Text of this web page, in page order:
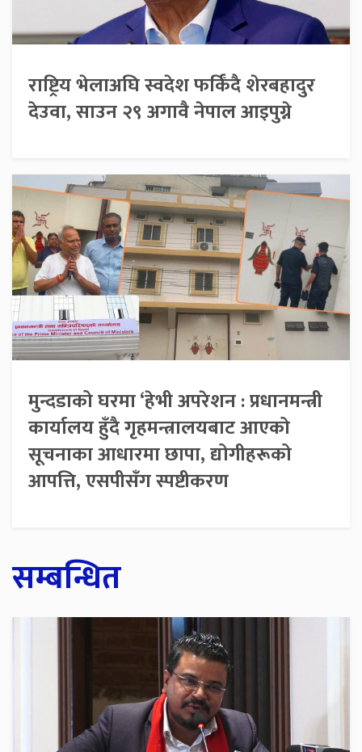
राष्ट्रिय भेलाअघि स्वदेश फर्किँदै शेरबहादुर
देउवा, साउन २९ अगावै नेपाल आइपुग्ने
मुन्दडाको घरमा ‘हेभी अपरेशन : प्रधानमन्त्री
कार्यालय हुँदै गृहमन्त्रालयबाट आएको
सूचनाका आधारमा छापा, द्योगीहरूको
आपत्ति, एसपीसँग स्पष्टीकरण
सम्बन्धित